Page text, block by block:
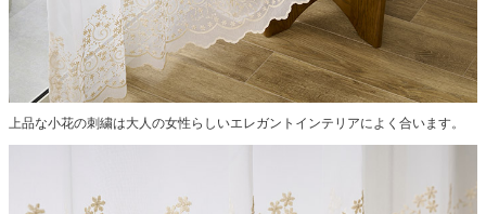
上品な小花の刺繍は大人の女性らしいエレガントインテリアによく合います。